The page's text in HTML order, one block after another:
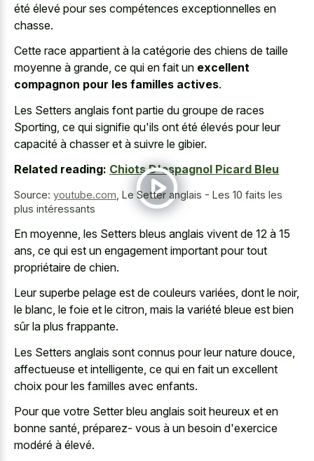
été élevé pour ses compétences exceptionnelles en
chasse.
Cette race appartient à la catégorie des chiens de taille
moyenne à grande, ce qui en fait un excellent
compagnon pour les familles actives.
Les Setters anglais font partie du groupe de races
Sporting, ce qui signifie qu'ils ont été élevés pour leur
capacité à chasser et à suivre le gibier.
Related reading: Chiots D'espagnol Picard Bleu
Source: youtube.com Le Setter anglais - Les 10 faits les
plus intéressants
En moyenne, les Setters bleus anglais vivent de 12 à 15
ans, ce qui est un engagement important pour tout
propriétaire de chien.
Leur superbe pelage est de couleurs variées, dont le noir,
le blanc, le foie et le citron, mais la variété bleue est bien
sûr la plus frappante.
Les Setters anglais sont connus pour leur nature douce,
affectueuse et intelligente, ce qui en fait un excellent
choix pour les familles avec enfants.
Pour que votre Setter bleu anglais soit heureux et en
bonne santé, préparez- vous à un besoin d'exercice
modéré à élevé.